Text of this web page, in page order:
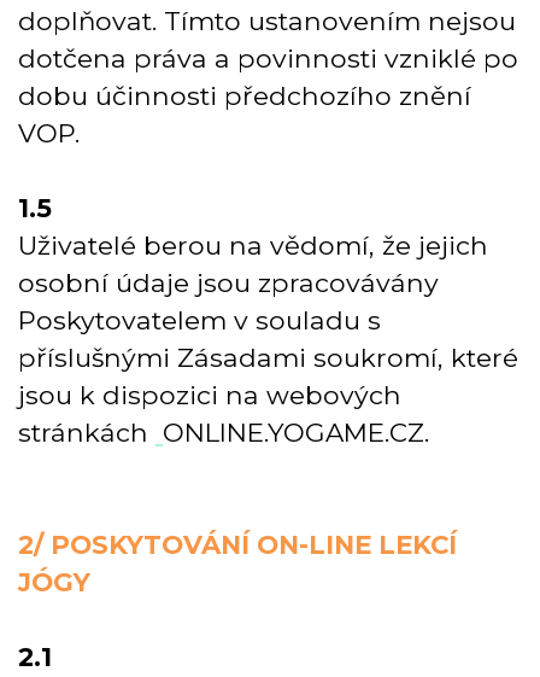
doplňovat. Tímto ustanovením nejsou
dotčena práva a povinnosti vzniklé po
dobu účinnosti předchozího znění
VOP.
1.5
Uživatelé berou na vědomí, že jejich
osobní údaje jsou zpracovávány
Poskytovatelem v souladu s
příslušnými Zásadami soukromí, které
jsou k dispozici na webových
stránkách ONLINE.YOGAME.CZ.
2/ POSKYTOVÁNÍ ON-LINE LEKCÍ
JÓGY
2.1